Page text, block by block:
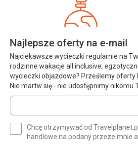
Najlepsze oferty na e-mail
Najciekawsze wycieczki regularnie na
rodzinne wakacje all inclusive,
wycieczki objazdowe? Prześlemy oferty
Nie martw się - nie udostępnimy nikomu
Wprowadź
swój
(wymagane)
Chcę otrzymywać od
handlowe na podany przeze mnie